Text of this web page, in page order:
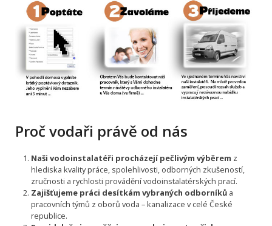
Proč vodaři právě od nás
Naši vodoinstalatéři procházejí pečlivým výběrem z
hlediska kvality práce, spolehlivosti, odborných zkušeností,
zručnosti a rychlosti provádění vodoinstalatérských prací.
Zajišťujeme práci desítkám vybraných odborníkůa
pracovních týmů z oborů voda – kanalizace v celé České
republice.